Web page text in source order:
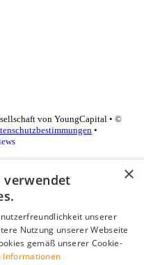
von YoungCapital • ©
•
×
verwendet
unserer
Nutzung unserer Webseite
gemäß unserer Cookie-
Informationen